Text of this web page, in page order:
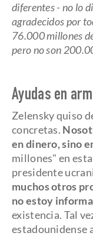
diferentes - no lo
agradecidos por
76.000 millones
pero no son
Ayudas en
Zelensky quiso
concretas.
en dinero, sino
millones" en
presidente
muchos otros
no estoy
existencia. Tal
estadounidense